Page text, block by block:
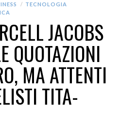
TECNOLOGIA
JACOBS
QUOTAZIONI
MA ATTENTI
TITA-